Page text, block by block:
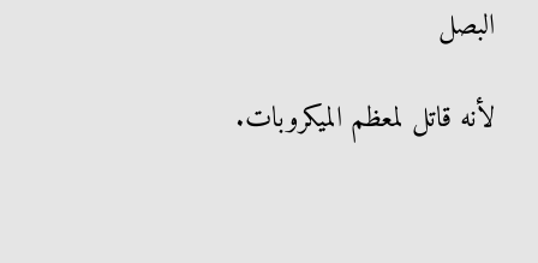
البصل
لأنه قاتل لمعظم الميكروبات.